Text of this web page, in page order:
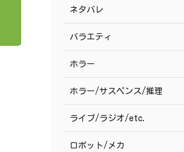
ネタバレ
バラエティ
ホラー
ホラー/サスペンス/推理
ライブ/ラジオ/etc.
ロボット/メカ